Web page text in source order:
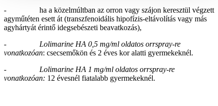
- ha a közelmúltban az orron vagy szájon keresztül végzett
agyműtéten esett át (transzfenoidális hipofízis-eltávolítás vagy más
agyhártyát érintő idegsebészeti beavatkozás),
- Lolimarine HA 0,5 mg/ml oldatos orrspray-re
vonatkozóan: csecsemőkön és 2 éves kor alatti gyermekeknél.
- Lolimarine HA 1 mg/ml oldatos orrspray-re
vonatkozóan: 12 évesnél fiatalabb gyermekeknél.